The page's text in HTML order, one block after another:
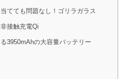
てても問題なし！ゴリラガラス
接触充電Qi
3950mAhの大容量バッテリー